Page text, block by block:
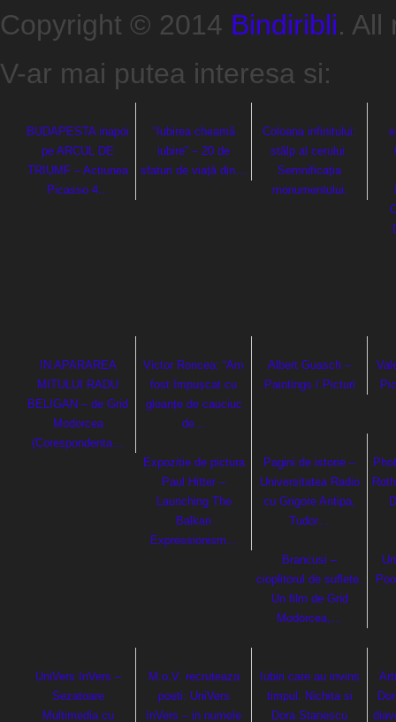
Copyright © 2014 Bindiribli. All
V-ar mai putea interesa si:
BUDAPESTA inapoi
pe ARCUL DE
TRIUMF – Actiunea
Picasso 4…
“Iubirea cheamă
iubire” – 20 de
sfaturi de viață din…
Coloana infinitului:
stâlp al cerului.
Semnificația
monumentului.
IN APARAREA
MITULUI RADU
BELIGAN – de Grid
Modorcea
(Corespondenta…
Victor Roncea: “Am
fost împușcat cu
gloanțe de cauciuc
de…
Albert Guasch –
Paintings / Picturi
Expozitie de pictura
Paul Hitter –
Launching The
Balkan
Expressionism…
Pagini de istorie –
Universitatea Radio
cu Grigore Antipa,
Tudor…
Brancusi –
cioplitorul de suflete.
Un film de Grid
Modorcea,…
UniVers InVers –
Sezatoare
Multimedia cu
M.o.V. recruteaza
poeti: UniVers
InVers – in numele
Iubiri care au invins
timpul. Nichita si
Dora Stanescu